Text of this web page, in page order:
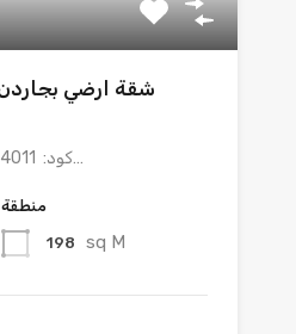
كود: 4011 العنوان : الحي التاسع…
منطقة
198 sq M